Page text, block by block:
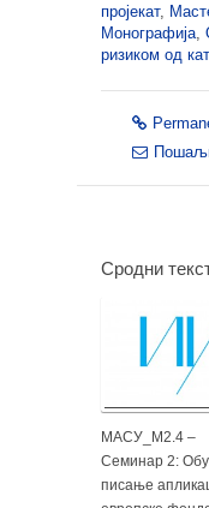
пројекат,
Монографија
ризиком од
Сродни
МАСУ_М2.4 –
Семинар 2:
писање